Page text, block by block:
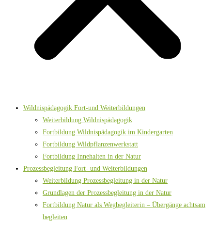
Wildnispädagogik Fort-und Weiterbildungen
Weiterbildung Wildnispädagogik
Fortbildung Wildnispädagogik im Kindergarten
Fortbildung Wildpflanzenwerkstatt
Fortbildung Innehalten in der Natur
Prozessbegleitung Fort- und Weiterbildungen
Weiterbildung Prozessbegleitung in der Natur
Grundlagen der Prozessbegleitung in der Natur
Fortbildung Natur als Wegbegleiterin – Übergänge achtsam
begleiten